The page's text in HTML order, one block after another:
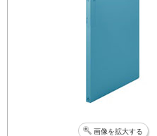
画像を拡大する